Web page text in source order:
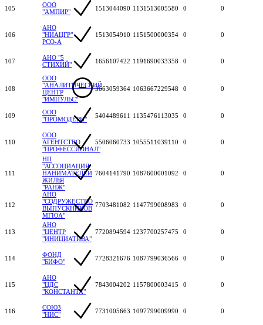
105
ООО
"АМПИР"
1513044090 1131513005580 0 0
106
АНО
"НИАЦГР"
РСО-А
1513054910 1151500000354 0 0
107
АНО "5
СТИХИЙ"
1656107422 1191690033358 0 0
108
ООО
"АНАЛИТИЧЕСКИЙ
ЦЕНТР
"ИМПУЛЬС"
3663059364 1063667229548 0 0
109
ООО
"ПРОМОДЕРН"
5404489611 1135476113035 0 0
110
ООО
АГЕНТСТВО
"ПРОФЕССИОНАЛ"
5506060733 1055511039110 0 0
111
НП
"АССОЦИАЦИЯ
НАНИМАТЕЛЕЙ
ЖИЛЬЯ
"РАНЖ"
7604141790 1087600001092 0 0
112
АНО
"СОДРУЖЕСТВО
ВЫПУСКНИКОВ
МГЮА"
7703481082 1147799008983 0 0
113
АНО
"ЦЕНТР
"ИНИЦИАТИВА"
7720894594 1237700257475 0 0
114
ФОНД
"БИФО"
7728321676 1087799036566 0 0
115
АНО
"ЦДС
"КОНСТАНТА"
7843004202 1157800003415 0 0
116
СОЮЗ
"НИС"
7731005663 1097799009990 0 0